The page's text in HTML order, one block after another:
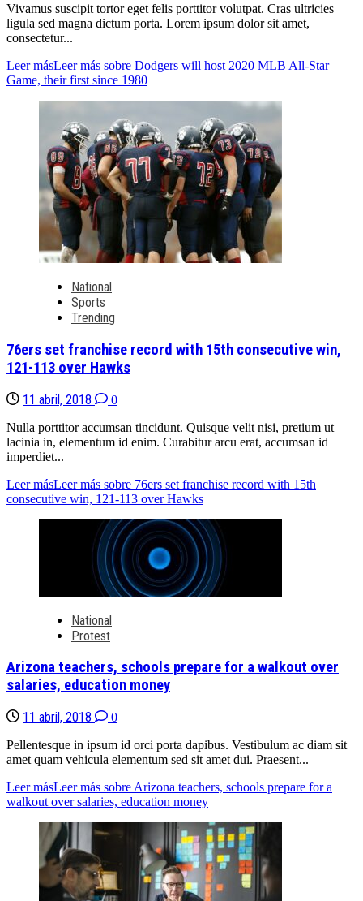
Vivamus suscipit tortor eget felis porttitor volutpat. Cras ultricies
ligula sed magna dictum porta. Lorem ipsum dolor sit amet,
consectetur...
Leer másLeer más sobre Dodgers will host 2020 MLB All-Star
Game, their first since 1980
National
Sports
Trending
76ers set franchise record with 15th consecutive win,
121-113 over Hawks
11 abril, 2018
0
Nulla porttitor accumsan tincidunt. Quisque velit nisi, pretium ut
lacinia in, elementum id enim. Curabitur arcu erat, accumsan id
imperdiet...
Leer másLeer más sobre 76ers set franchise record with 15th
consecutive win, 121-113 over Hawks
National
Protest
Arizona teachers, schools prepare for a walkout over
salaries, education money
11 abril, 2018
0
Pellentesque in ipsum id orci porta dapibus. Vestibulum ac diam sit
amet quam vehicula elementum sed sit amet dui. Praesent...
Leer másLeer más sobre Arizona teachers, schools prepare for a
walkout over salaries, education money